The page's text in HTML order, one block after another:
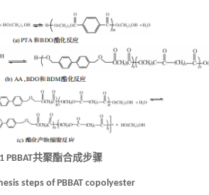
PBBAT共聚酯合成步骤
steps of PBBAT copolyester